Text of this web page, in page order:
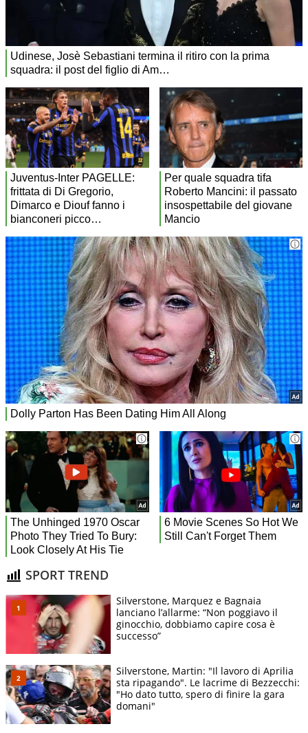
SPORT TREND
Silverstone, Marquez e Bagnaia
lanciano l’allarme: “Non poggiavo il
ginocchio, dobbiamo capire cosa è
successo”
Silverstone, Martin: "Il lavoro di Aprilia
sta ripagando". Le lacrime di Bezzecchi:
"Ho dato tutto, spero di finire la gara
domani"